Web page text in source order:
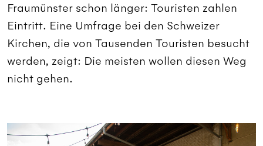
Fraumünster schon länger: Touristen zahlen
Eintritt. Eine Umfrage bei den Schweizer
Kirchen, die von Tausenden Touristen besucht
werden, zeigt: Die meisten wollen diesen Weg
nicht gehen.